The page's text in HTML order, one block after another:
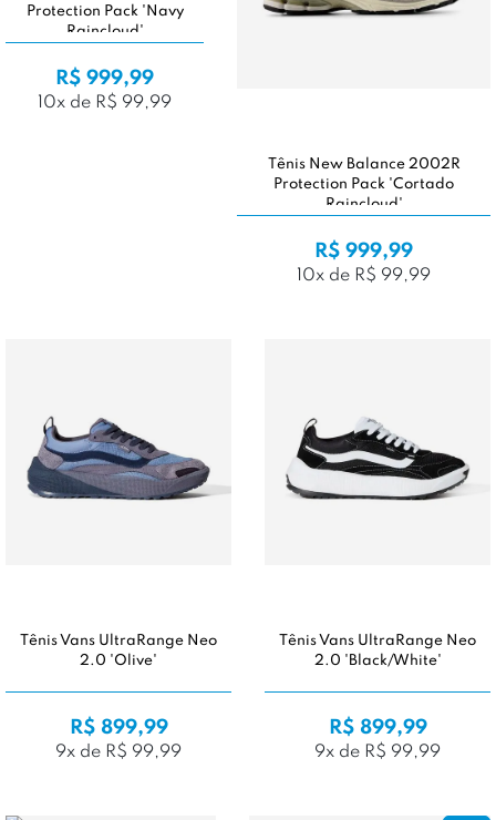
Protection Pack 'Navy
Raincloud'
R$ 999,99
10x de R$ 99,99
Tênis New Balance 2002R
Protection Pack 'Cortado
Raincloud'
R$ 999,99
10x de R$ 99,99
Tênis Vans UltraRange Neo
2.0 'Olive'
R$ 899,99
9x de R$ 99,99
Tênis Vans UltraRange Neo
2.0 'Black/White'
R$ 899,99
9x de R$ 99,99